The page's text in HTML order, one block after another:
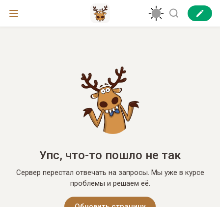
Упс, что-то пошло не так
Сервер перестал отвечать на запросы. Мы уже в курсе
проблемы и решаем её.